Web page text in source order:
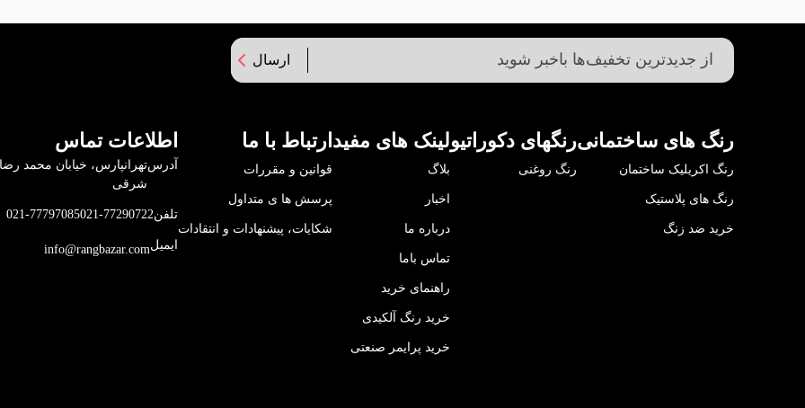
ارسال
رنگ های ساختمانی
رنگ اکریلیک ساختمان
رنگ های پلاستیک
خرید ضد زنگ
رنگهای دکوراتیو
رنگ روغنی
لینک های مفید
بلاگ
اخبار
درباره ما
تماس باما
راهنمای خرید
خرید رنگ آلکیدی
خرید پرایمر صنعتی
ارتباط با ما
قوانین و مقررات
پرسش ها ی متداول
شکایات، پیشنهادات و انتقادات
اطلاعات تماس
آدرس
شرقی
تلفن021-77290722
021-77797085
ایمیلinfo@rangbazar.com